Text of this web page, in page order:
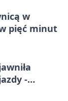
w
pięć minut
-